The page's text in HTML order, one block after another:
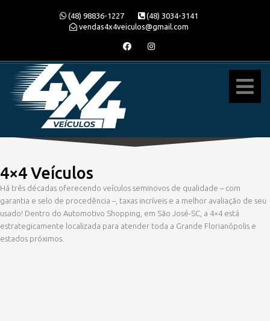
(48) 98836-1227
(48) 3034-3141
vendas4x4veiculos@gmail.com
4×4 Veículos
Há três décadas oferecendo veículos seminovos de qualidade – com
garantia e selo de procedência –, taxas incríveis e a melhor avaliação de seu
usado! Dentro do Automotivo Shopping, em São José-SC, a 4×4 está
estrategicamente localizada para atender toda a Grande Florianópolis e
estados próximos.